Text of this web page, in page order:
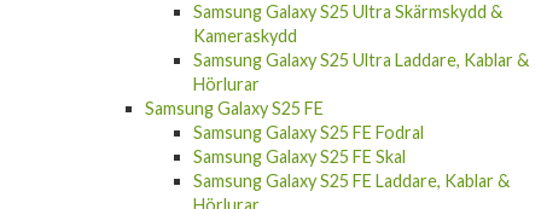
Samsung Galaxy S25 Ultra Skärmskydd &
Kameraskydd
Samsung Galaxy S25 Ultra Laddare, Kablar &
Hörlurar
Samsung Galaxy S25 FE
Samsung Galaxy S25 FE Fodral
Samsung Galaxy S25 FE Skal
Samsung Galaxy S25 FE Laddare, Kablar &
Hörlurar